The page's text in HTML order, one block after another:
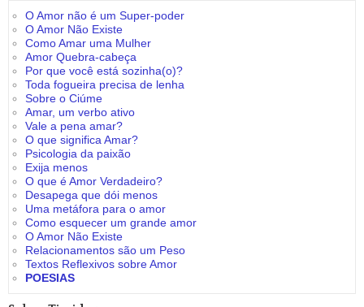
O Amor não é um Super-poder
O Amor Não Existe
Como Amar uma Mulher
Amor Quebra-cabeça
Por que você está sozinha(o)?
Toda fogueira precisa de lenha
Sobre o Ciúme
Amar, um verbo ativo
Vale a pena amar?
O que significa Amar?
Psicologia da paixão
Exija menos
O que é Amor Verdadeiro?
Desapega que dói menos
Uma metáfora para o amor
Como esquecer um grande amor
O Amor Não Existe
Relacionamentos são um Peso
Textos Reflexivos sobre Amor
POESIAS